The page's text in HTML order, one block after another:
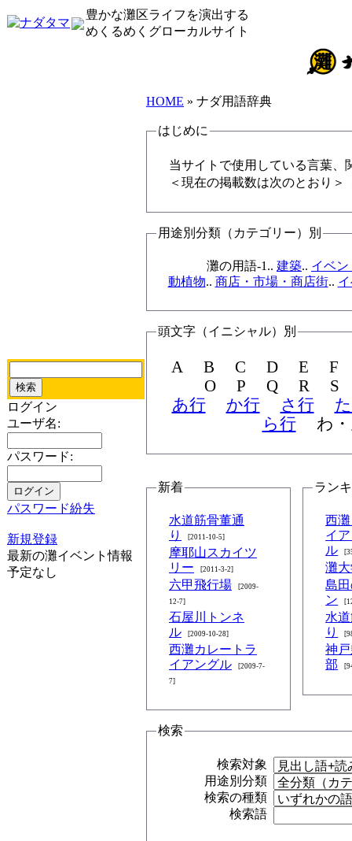
豊かな灘区ライフを演出する
めくるめくグローカルサイト
ログイン
ユーザ名:
パスワード:
パスワード紛失
新規登録
最新の灘イベント情報
予定なし
HOME » ナダ用語辞典
はじめに
当サイトで使用している言葉、
用途別分類（カテゴリー）別
灘の用語-1.. 建築.. イベン
動植物.. 商店・市場・商店街..
頭文字（イニシャル）別
あ行 か行 さ行
ら行
新着
水道筋骨董通
り
[2011-10-5]
摩耶山スカイツ
リー
[2011-3-2]
六甲飛行場
[2009-
12-7]
石屋川トンネ
ル
[2009-10-28]
西灘カレートラ
イアングル
[2009-7-
7]
ラン
西
イ
ル
灘
島
ン
水
り
神
部
検索
検索対象
用途別分類
検索の種類
検索語